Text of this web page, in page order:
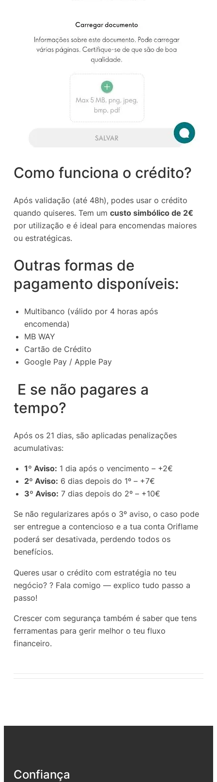
Como funciona o crédito?
Após validação (até 48h), podes usar o crédito
quando quiseres. Tem um custo simbólico de 2€
por utilização e é ideal para encomendas maiores
ou estratégicas.
Outras formas de
pagamento disponíveis:
Multibanco (válido por 4 horas após
encomenda)
MB WAY
Cartão de Crédito
Google Pay / Apple Pay
E se não pagares a
tempo?
Após os 21 dias, são aplicadas penalizações
acumulativas:
1º Aviso: 1 dia após o vencimento – +2€
2º Aviso: 6 dias depois do 1º – +7€
3º Aviso: 7 dias depois do 2º – +10€
Se não regularizares após o 3º aviso, o caso pode
ser entregue a contencioso e a tua conta Oriflame
poderá ser desativada, perdendo todos os
benefícios.
Queres usar o crédito com estratégia no teu
negócio? ? Fala comigo — explico tudo passo a
passo!
Crescer com segurança também é saber que tens
ferramentas para gerir melhor o teu fluxo
financeiro.
Confiança